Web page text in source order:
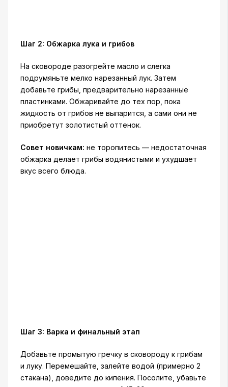
Шаг 2: Обжарка лука и грибов
На сковороде разогрейте масло и слегка
подрумяньте мелко нарезанный лук. Затем
добавьте грибы, предварительно нарезанные
пластинками. Обжаривайте до тех пор, пока
жидкость от грибов не выпарится, а сами они не
приобретут золотистый оттенок.
Совет новичкам: не торопитесь — недостаточная
обжарка делает грибы водянистыми и ухудшает
вкус всего блюда.
Шаг 3: Варка и финальный этап
Добавьте промытую гречку в сковороду к грибам
и луку. Перемешайте, залейте водой (примерно 2
стакана), доведите до кипения. Посолите, убавьте